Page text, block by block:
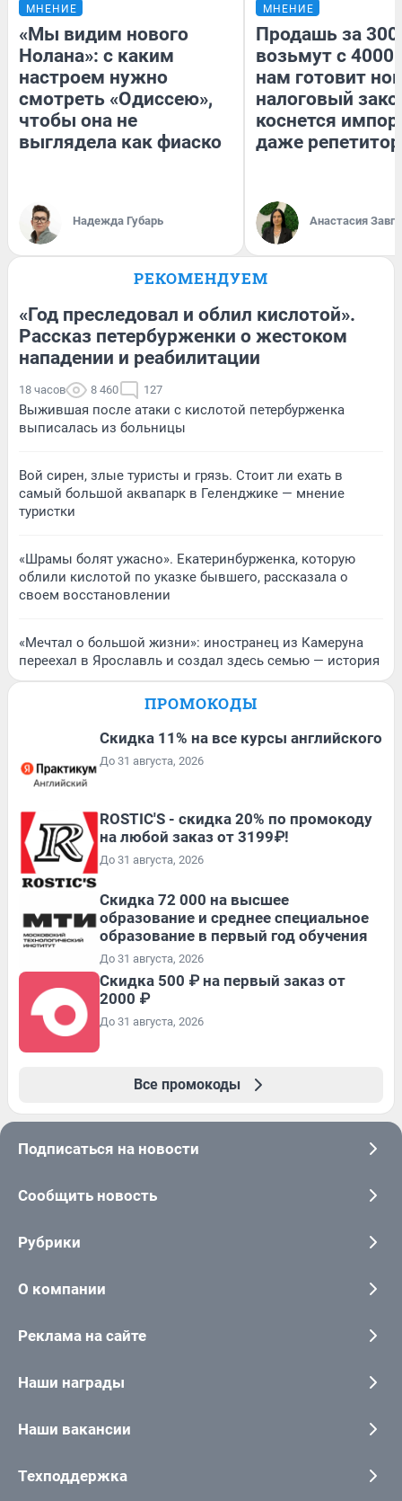
МНЕНИЕ
«Мы видим нового
Нолана»: с каким
настроем нужно
смотреть «Одиссею»,
чтобы она не
выглядела как фиаско
Надежда Губарь
МНЕНИЕ
Продашь за
возьмут с
нам готовит
налоговый
коснется
даже
Анастасия
РЕКОМЕНДУЕМ
«Год преследовал и облил кислотой».
Рассказ петербурженки о жестоком
нападении и реабилитации
18 часов 8 460 127
Выжившая после атаки с кислотой петербурженка
выписалась из больницы
Вой сирен, злые туристы и грязь. Стоит ли ехать в
самый большой аквапарк в Геленджике — мнение
туристки
«Шрамы болят ужасно». Екатеринбурженка, которую
облили кислотой по указке бывшего, рассказала о
своем восстановлении
«Мечтал о большой жизни»: иностранец из Камеруна
переехал в Ярославль и создал здесь семью — история
ПРОМОКОДЫ
Скидка 11% на все курсы английского
До 31 августа, 2026
ROSTIC'S - скидка 20% по промокоду
на любой заказ от 3199₽!
До 31 августа, 2026
Скидка 72 000 на высшее
образование и среднее специальное
образование в первый год обучения
До 31 августа, 2026
Скидка 500 ₽ на первый заказ от
2000 ₽
До 31 августа, 2026
Все промокоды
Подписаться на новости
Сообщить новость
Рубрики
О компании
Реклама на сайте
Наши награды
Наши вакансии
Техподдержка